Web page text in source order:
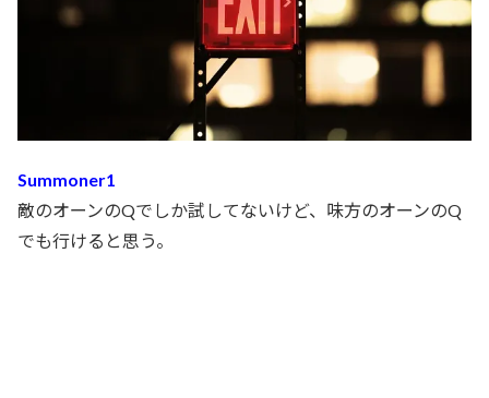
Summoner1
敵のオーンのQでしか試してないけど、味方のオーンのQ
でも行けると思う。